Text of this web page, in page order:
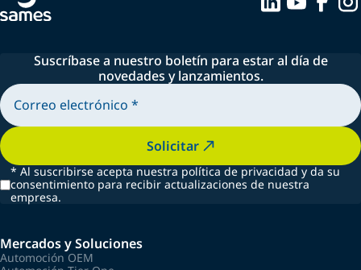
Suscríbase a nuestro boletín para estar al día de
novedades y lanzamientos.
Solicitar
* Al suscribirse acepta nuestra política de privacidad y da su
consentimiento para recibir actualizaciones de nuestra
empresa.
Mercados y Soluciones
Automoción OEM